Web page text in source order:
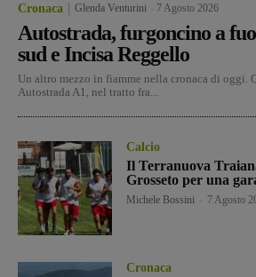
Cronaca Glenda Venturini 7 Agosto 2026
Autostrada, furgoncino a
sud e Incisa Reggello
Un altro mezzo in fiamme nella cronaca di oggi.
Autostrada A1, nel tratto fra...
Calcio
Il Terranuova
Grosseto per una
Michele Bossini 7 Agosto
Cronaca